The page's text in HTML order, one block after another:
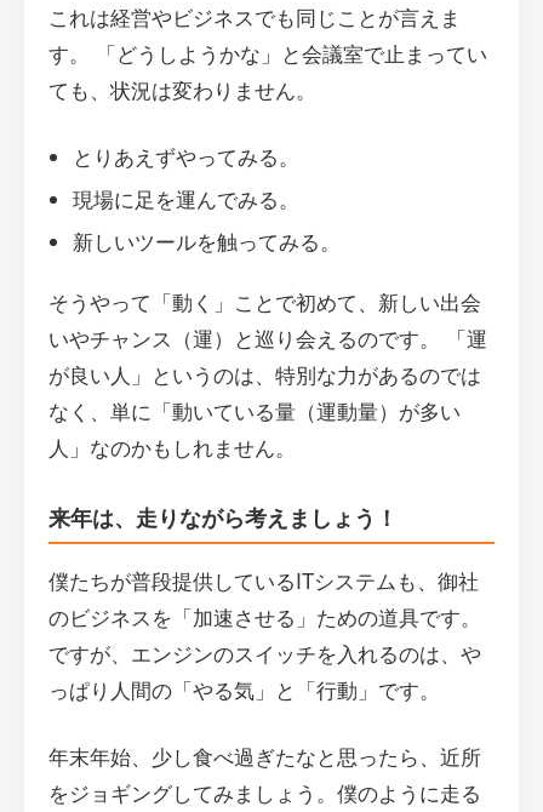
これは経営やビジネスでも同じことが言えま
す。 「どうしようかな」と会議室で止まってい
ても、状況は変わりません。
とりあえずやってみる。
現場に足を運んでみる。
新しいツールを触ってみる。
そうやって「動く」ことで初めて、新しい出会
いやチャンス（運）と巡り会えるのです。 「運
が良い人」というのは、特別な力があるのでは
なく、単に「動いている量（運動量）が多い
人」なのかもしれません。
来年は、走りながら考えましょう！
僕たちが普段提供しているITシステムも、御社
のビジネスを「加速させる」ための道具です。
ですが、エンジンのスイッチを入れるのは、や
っぱり人間の「やる気」と「行動」です。
年末年始、少し食べ過ぎたなと思ったら、近所
をジョギングしてみましょう。僕のように走る